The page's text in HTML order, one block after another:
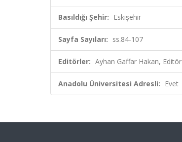
Basıldığı Şehir: Eskişehir
Sayfa Sayıları: ss.84-107
Editörler: Ayhan Gaffar Hakan, Editör
Anadolu Üniversitesi Adresli: Evet